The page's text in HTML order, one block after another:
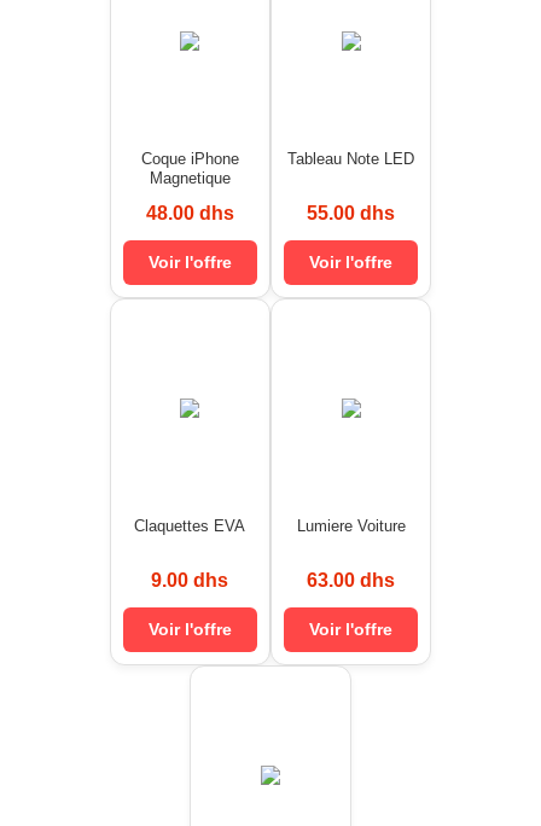
Coque iPhone
Magnetique
48.00 dhs
Voir l'offre
Tableau Note LED
55.00 dhs
Voir l'offre
Claquettes EVA
9.00 dhs
Voir l'offre
Lumiere Voiture
63.00 dhs
Voir l'offre